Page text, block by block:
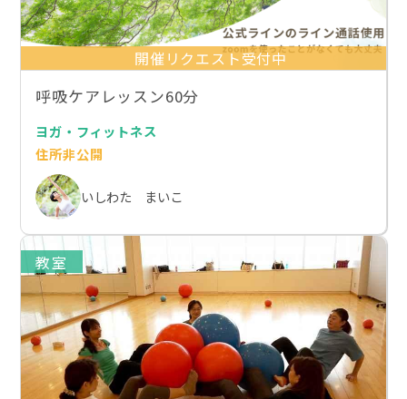
開催リクエスト受付中
呼吸ケアレッスン60分
ヨガ・フィットネス
住所非公開
いしわた まいこ
教室